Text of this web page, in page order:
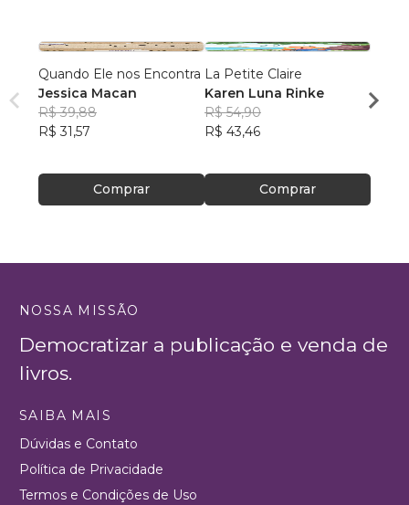
Quando Ele nos Encontra
Jessica Macan
R$ 39,88
R$ 31,57
Comprar
La Petite Claire
Karen Luna Rinke
R$ 54,90
R$ 43,46
Comprar
Elô
R$
NOSSA MISSÃO
Democratizar a publicação e venda de
livros.
SAIBA MAIS
Dúvidas e Contato
Política de Privacidade
Termos e Condições de Uso